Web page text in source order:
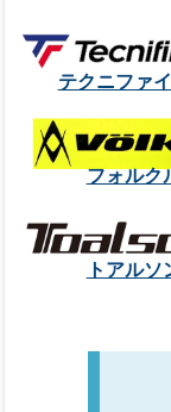
テクニファ
フォルク
トアルソ